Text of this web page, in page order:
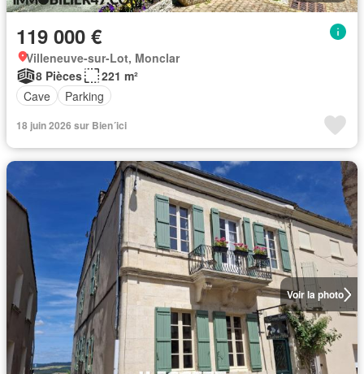
119 000 €
Villeneuve-sur-Lot, Monclar
8 Pièces
221 m²
Cave
Parking
18 juin 2026 sur Bien´ici
Voir la photo